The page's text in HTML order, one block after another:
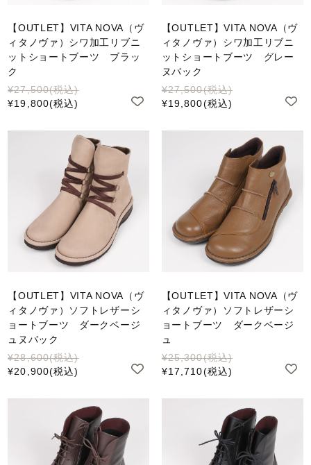
【OUTLET】VITA NOVA（ヴ
ィタノヴァ）シワ加工リブニ
ットショートブーツ ブラッ
ク
¥27,500(税込)
¥19,800(税込)
【OUTLET】VITA NOVA（ヴ
ィタノヴァ）シワ加工リブニ
ットショートブーツ グレー
ヌバック
¥27,500(税込)
¥19,800(税込)
【OUTLET】VITA NOVA（ヴ
ィタノヴァ）ソフトレザーシ
ョートブーツ ダークベージ
ュヌバック
¥28,600(税込)
¥20,900(税込)
【OUTLET】VITA NOVA（ヴ
ィタノヴァ）ソフトレザーシ
ョートブーツ ダークベージ
ュ
¥25,300(税込)
¥17,710(税込)